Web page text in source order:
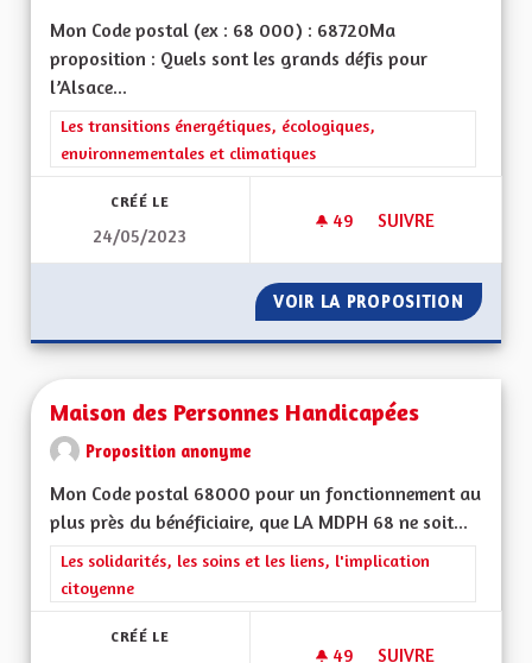
Mon Code postal (ex : 68 000) : 68720Ma
proposition : Quels sont les grands défis pour
l’Alsace...
Filtrer les résultats de la catégorie : Les transitions
Les transitions énergétiques, écologiques,
environnementales et climatiques
CRÉÉ LE
24/05/2023
49 49 ABONNÉS
SUIVRE
VOIR LA PROPOSITION
Maison des Personnes Handicapées
Proposition anonyme
Mon Code postal 68000 pour un fonctionnement au
plus près du bénéficiaire, que LA MDPH 68 ne soit...
Filtrer les résultats de la catégorie : Les solidarités, les soins
Les solidarités, les soins et les liens, l'implication
citoyenne
CRÉÉ LE
49 49 ABONNÉS
SUIVRE